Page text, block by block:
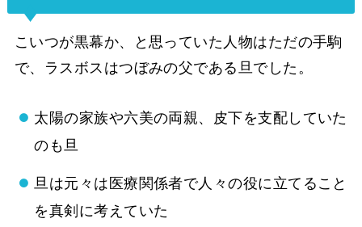
こいつが黒幕か、と思っていた人物はただの手駒
で、ラスボスはつぼみの父である旦でした。
太陽の家族や六美の両親、皮下を支配していた
のも旦
旦は元々は医療関係者で人々の役に立てること
を真剣に考えていた